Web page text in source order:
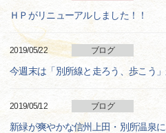
ＨＰがリニューアルしました！！
2019/05/22 ブログ
今週末は「別所線と走ろう、歩こう
2019/05/12 ブログ
新緑が爽やかな信州上田・別所温泉